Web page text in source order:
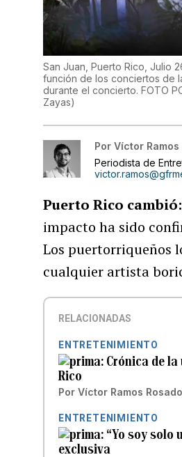
San Juan, Puerto Rico, Julio
función de los conciertos de
durante el concierto. FOTO
Zayas)
Por Víctor Ramos
Periodista de
Puerto Rico
impacto ha sido
Los puertorriqueños
cualquier artista
RELACIONADAS
ENTRETENIMIENTO
Crónica de
Rico
Por Víctor Ramos Rosado
ENTRETENIMIENTO
“Yo soy solo
exclusiva